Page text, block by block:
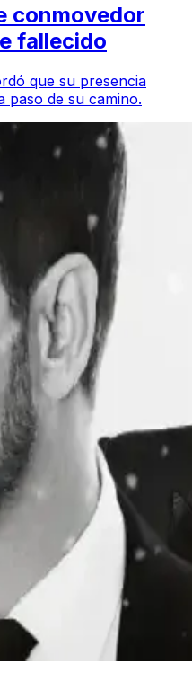
conmovedor
fallecido
que su presencia
paso de su camino.